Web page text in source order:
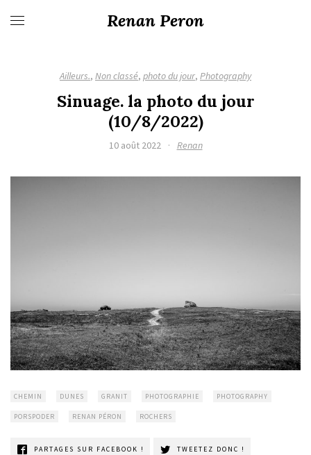
Renan Peron
Ailleurs., Non classé, photo du jour, Photography
Sinuage. la photo du jour
(10/8/2022)
10 août 2022 · Renan
CHEMIN DUNES GRANIT PHOTOGRAPHIE PHOTOGRAPHY
PORSPODER RENAN PÉRON ROCHERS
PARTAGES SUR FACEBOOK ! TWEETEZ DONC !